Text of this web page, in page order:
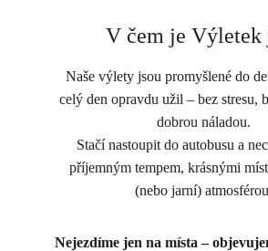
V čem je
Naše výlety jsou promyšlené do
celý den opravdu užil – bez stresu,
dobrou náladou.
Stačí nastoupit do autobusu a
příjemným tempem, krásnými
(nebo jarní)
Nejezdíme jen na místa –